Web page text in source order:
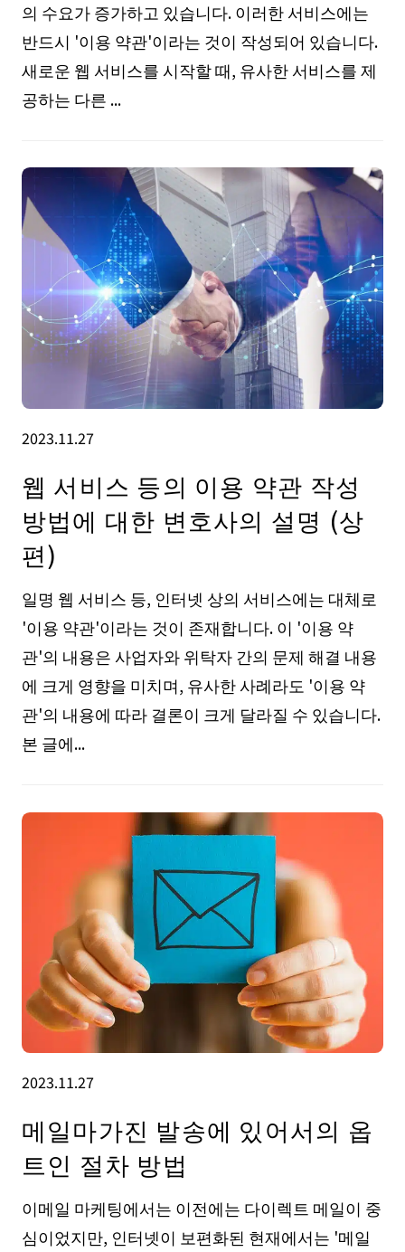
의 수요가 증가하고 있습니다. 이러한 서비스에는
반드시 '이용 약관'이라는 것이 작성되어 있습니다.
새로운 웹 서비스를 시작할 때, 유사한 서비스를 제
공하는 다른 ...
2023.11.27
웹 서비스 등의 이용 약관 작성
방법에 대한 변호사의 설명 (상
편)
일명 웹 서비스 등, 인터넷 상의 서비스에는 대체로
'이용 약관'이라는 것이 존재합니다. 이 '이용 약
관'의 내용은 사업자와 위탁자 간의 문제 해결 내용
에 크게 영향을 미치며, 유사한 사례라도 '이용 약
관'의 내용에 따라 결론이 크게 달라질 수 있습니다.
본 글에...
2023.11.27
메일마가진 발송에 있어서의 옵
트인 절차 방법
이메일 마케팅에서는 이전에는 다이렉트 메일이 중
심이었지만, 인터넷이 보편화된 현재에서는 '메일